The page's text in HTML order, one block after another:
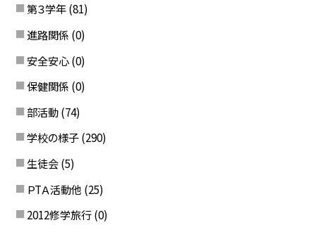
第３学年 (81)
進路関係 (0)
安全安心 (0)
保健関係 (0)
部活動 (74)
学校の様子 (290)
生徒会 (5)
ＰTＡ活動他 (25)
2012修学旅行 (0)